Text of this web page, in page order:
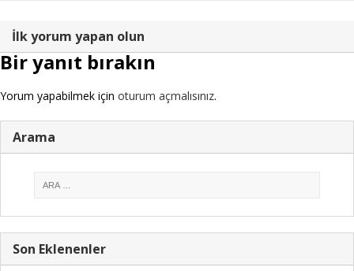
İlk yorum yapan olun
Bir yanıt bırakın
Yorum yapabilmek için oturum açmalısınız.
Arama
Son Eklenenler